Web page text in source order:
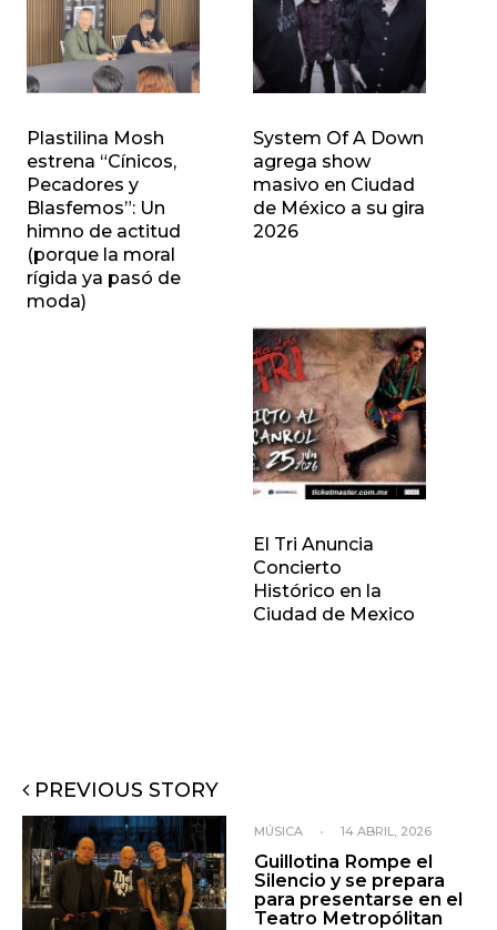
Plastilina Mosh
estrena “Cínicos,
Pecadores y
Blasfemos”: Un
himno de actitud
(porque la moral
rígida ya pasó de
moda)
System Of A Down
agrega show
masivo en Ciudad
de México a su gira
2026
El Tri Anuncia
Concierto
Histórico en la
Ciudad de Mexico
PREVIOUS STORY
MÚSICA • 14 ABRIL, 2026
Guillotina Rompe el
Silencio y se prepara
para presentarse en el
Teatro Metropólitan